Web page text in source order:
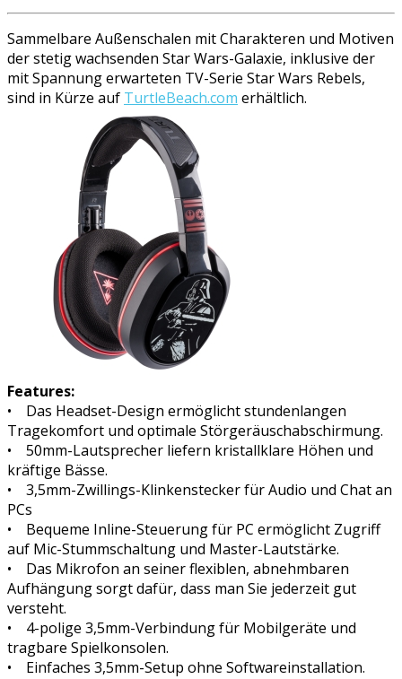
Sammelbare Außenschalen mit Charakteren und Motiven
der stetig wachsenden Star Wars-Galaxie, inklusive der
mit Spannung erwarteten TV-Serie Star Wars Rebels,
sind in Kürze auf TurtleBeach.com erhältlich.
Features:
• Das Headset-Design ermöglicht stundenlangen
Tragekomfort und optimale Störgeräuschabschirmung.
• 50mm-Lautsprecher liefern kristallklare Höhen und
kräftige Bässe.
• 3,5mm-Zwillings-Klinkenstecker für Audio und Chat an
PCs
• Bequeme Inline-Steuerung für PC ermöglicht Zugriff
auf Mic-Stummschaltung und Master-Lautstärke.
• Das Mikrofon an seiner flexiblen, abnehmbaren
Aufhängung sorgt dafür, dass man Sie jederzeit gut
versteht.
• 4-polige 3,5mm-Verbindung für Mobilgeräte und
tragbare Spielkonsolen.
• Einfaches 3,5mm-Setup ohne Softwareinstallation.